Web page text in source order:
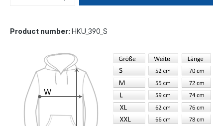
Product number: HKU_390_S